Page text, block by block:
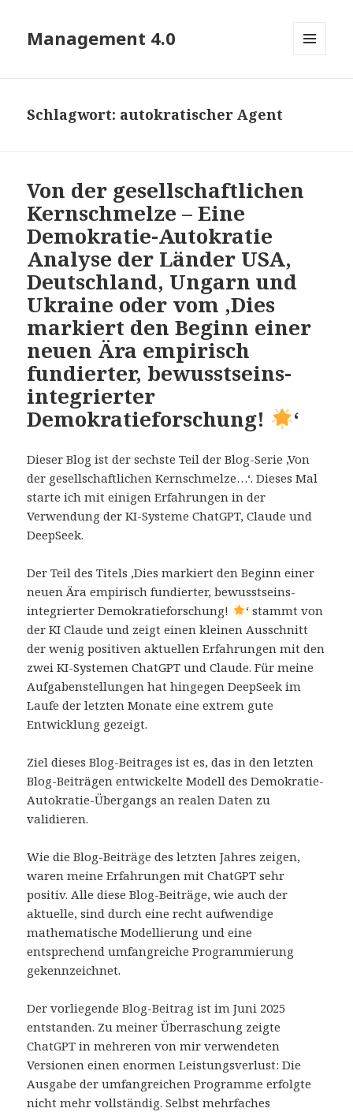
Management 4.0
Schlagwort: autokratischer Agent
Von der gesellschaftlichen
Kernschmelze – Eine
Demokratie-Autokratie
Analyse der Länder USA,
Deutschland, Ungarn und
Ukraine oder vom ‚Dies
markiert den Beginn einer
neuen Ära empirisch
fundierter, bewusstseins-
integrierter
Demokratieforschung!
‘
Dieser Blog ist der sechste Teil der Blog-Serie ‚Von
der gesellschaftlichen Kernschmelze…‘. Dieses Mal
starte ich mit einigen Erfahrungen in der
Verwendung der KI-Systeme ChatGPT, Claude und
DeepSeek.
Der Teil des Titels ‚Dies markiert den Beginn einer
neuen Ära empirisch fundierter, bewusstseins-
integrierter Demokratieforschung!
‘ stammt von
der KI Claude und zeigt einen kleinen Ausschnitt
der wenig positiven aktuellen Erfahrungen mit den
zwei KI-Systemen ChatGPT und Claude. Für meine
Aufgabenstellungen hat hingegen DeepSeek im
Laufe der letzten Monate eine extrem gute
Entwicklung gezeigt.
Ziel dieses Blog-Beitrages ist es, das in den letzten
Blog-Beiträgen entwickelte Modell des Demokratie-
Autokratie-Übergangs an realen Daten zu
validieren.
Wie die Blog-Beiträge des letzten Jahres zeigen,
waren meine Erfahrungen mit ChatGPT sehr
positiv. Alle diese Blog-Beiträge, wie auch der
aktuelle, sind durch eine recht aufwendige
mathematische Modellierung und eine
entsprechend umfangreiche Programmierung
gekennzeichnet.
Der vorliegende Blog-Beitrag ist im Juni 2025
entstanden. Zu meiner Überraschung zeigte
ChatGPT in mehreren von mir verwendeten
Versionen einen enormen Leistungsverlust: Die
Ausgabe der umfangreichen Programme erfolgte
nicht mehr vollständig. Selbst mehrfaches